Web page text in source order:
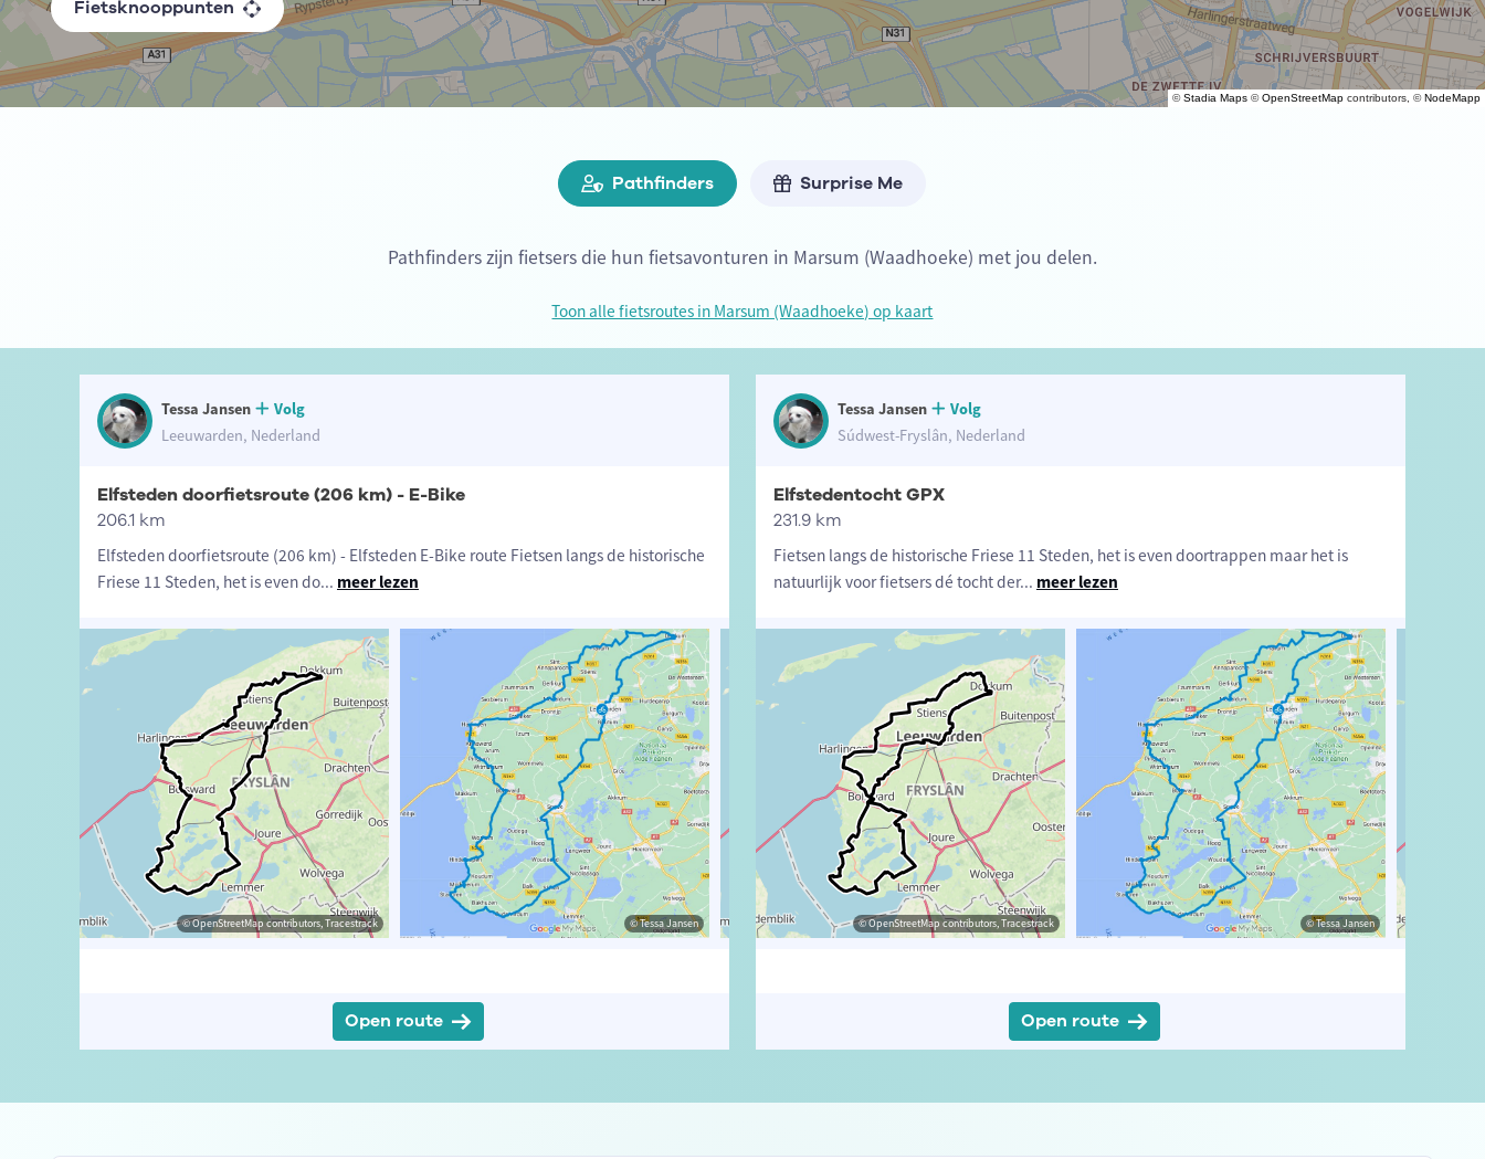
©Stadia Maps ©OpenStreetMap contributors, ©NodeMapp
Fietsknooppunten
Pathfinders Surprise Me
Pathfinders zijn fietsers die hun fietsavonturen in Marsum (Waadhoeke) met jou delen.
Toon alle fietsroutes in Marsum (Waadhoeke) op kaart
Tessa Jansen
Volg
Leeuwarden, Nederland
Elfsteden doorfietsroute (206 km) - E-Bike
206.1 km
Elfsteden doorfietsroute (206 km) - Elfsteden E-Bike route Fietsen langs de historische
Friese 11 Steden, het is even do... meer lezen
© OpenStreetMap contributors, Tracestrack © Tessa Jansen © OpenStreetMap contributors, Tracestrack © Tessa Jansen
Open route
Tessa Jansen
Volg
Súdwest-Fryslân, Nederland
Elfstedentocht GPX
231.9 km
Fietsen langs de historische Friese 11 Steden, het is even doortrappen maar het is
natuurlijk voor fietsers dé tocht der... meer lezen
© Tessa Jansen © OpenStreetMap contributors, Tracestrack © Tessa Jansen © OpenStreetMap contributors, Tracestrack © Tessa Jansen
Open route